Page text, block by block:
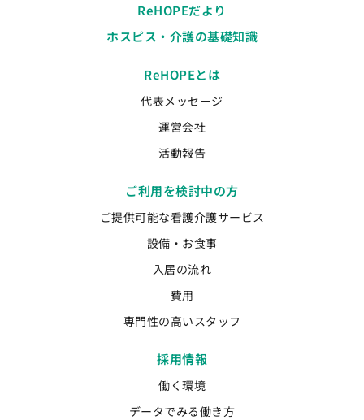
ReHOPEだより
ホスピス・介護の基礎知識
ReHOPEとは
代表メッセージ
運営会社
活動報告
ご利用を検討中の方
ご提供可能な看護介護サービス
設備・お食事
入居の流れ
費用
専門性の高いスタッフ
採用情報
働く環境
データでみる働き方